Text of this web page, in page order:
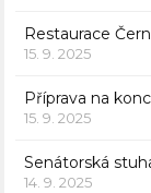
Restaurace
15. 9. 2025
Příprava na
15. 9. 2025
Senátorská
14. 9. 2025